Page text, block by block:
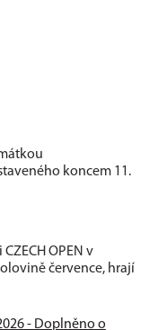
koncem 11.
OPEN v
července, hrají
- Doplněno o